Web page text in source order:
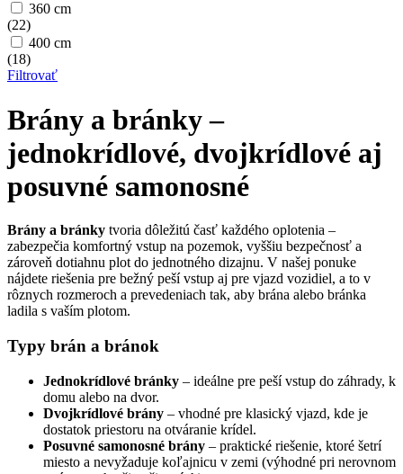
360 cm
(22)
400 cm
(18)
Filtrovať
Brány a bránky –
jednokrídlové, dvojkrídlové aj
posuvné samonosné
Brány a bránky tvoria dôležitú časť každého oplotenia –
zabezpečia komfortný vstup na pozemok, vyššiu bezpečnosť a
zároveň dotiahnu plot do jednotného dizajnu. V našej ponuke
nájdete riešenia pre bežný peší vstup aj pre vjazd vozidiel, a to v
rôznych rozmeroch a prevedeniach tak, aby brána alebo bránka
ladila s vaším plotom.
Typy brán a bránok
Jednokrídlové bránky – ideálne pre peší vstup do záhrady, k
domu alebo na dvor.
Dvojkrídlové brány – vhodné pre klasický vjazd, kde je
dostatok priestoru na otváranie krídel.
Posuvné samonosné brány – praktické riešenie, ktoré šetrí
miesto a nevyžaduje koľajnicu v zemi (výhodné pri nerovnom